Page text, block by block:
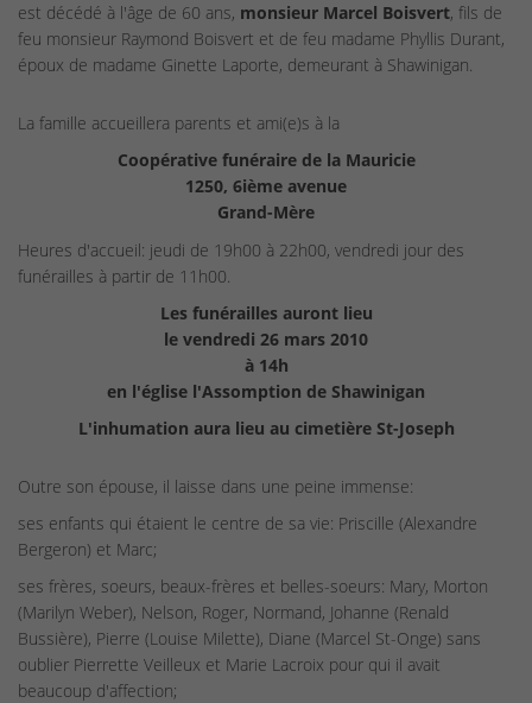
est décédé à l'âge de 60 ans, monsieur Marcel Boisvert, fils de
feu monsieur Raymond Boisvert et de feu madame Phyllis Durant,
époux de madame Ginette Laporte, demeurant à Shawinigan.
La famille accueillera parents et ami(e)s à la
Coopérative funéraire de la Mauricie
1250, 6ième avenue
Grand-Mère
Heures d'accueil: jeudi de 19h00 à 22h00, vendredi jour des
funérailles à partir de 11h00.
Les funérailles auront lieu
le vendredi 26 mars 2010
à 14h
en l'église l'Assomption de Shawinigan
L'inhumation aura lieu au cimetière St-Joseph
Outre son épouse, il laisse dans une peine immense:
ses enfants qui étaient le centre de sa vie: Priscille (Alexandre
Bergeron) et Marc;
ses frères, soeurs, beaux-frères et belles-soeurs: Mary, Morton
(Marilyn Weber), Nelson, Roger, Normand, Johanne (Renald
Bussière), Pierre (Louise Milette), Diane (Marcel St-Onge) sans
oublier Pierrette Veilleux et Marie Lacroix pour qui il avait
beaucoup d'affection;